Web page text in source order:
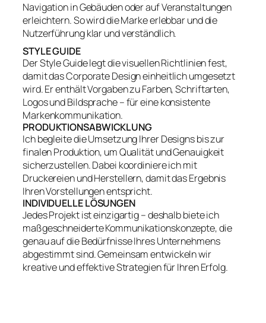
Navigation in Gebäuden oder auf Veranstaltungen
erleichtern. So wird die Marke erlebbar und die
Nutzerführung klar und verständlich.
STYLE GUIDE
Der Style Guide legt die visuellen Richtlinien fest,
damit das Corporate Design einheitlich umgesetzt
wird. Er enthält Vorgaben zu Farben, Schriftarten,
Logos und Bildsprache – für eine konsistente
Markenkommunikation.
PRODUKTIONSABWICKLUNG
Ich begleite die Umsetzung Ihrer Designs bis zur
finalen Produktion, um Qualität und Genauigkeit
sicherzustellen. Dabei koordiniere ich mit
Druckereien und Herstellern, damit das Ergebnis
Ihren Vorstellungen entspricht.
INDIVIDUELLE LÖSUNGEN
Jedes Projekt ist einzigartig – deshalb biete ich
maßgeschneiderte Kommunikationskonzepte, die
genau auf die Bedürfnisse Ihres Unternehmens
abgestimmt sind. Gemeinsam entwickeln wir
kreative und effektive Strategien für Ihren Erfolg.